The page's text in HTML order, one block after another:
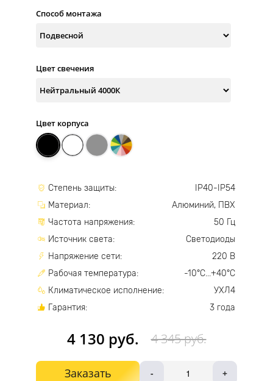
4 130 руб. 4 345 руб.
Заказать - +
Способ монтажа
Цвет свечения
Цвет корпуса
Степень защиты:
IP40-IP54
Материал:
Алюминий, ПВХ
Частота напряжения:
50 Гц
Источник света:
Светодиоды
Напряжение сети:
220 В
Рабочая температура:
-10°С...+40°С
Климатическое исполнение:
УХЛ4
Гарантия:
3 года